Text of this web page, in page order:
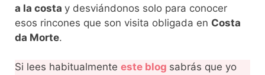
a la costa y desviándonos solo para conocer
esos rincones que son visita obligada en Costa
da Morte.
Si lees habitualmente este blog sabrás que yo